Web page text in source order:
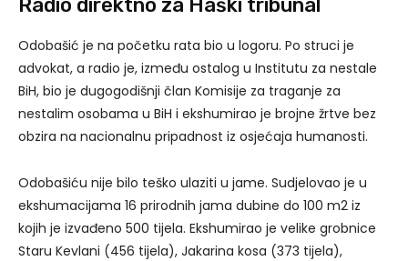
Radio direktno za Haški tribunal
Odobašić je na početku rata bio u logoru. Po struci je
advokat, a radio je, između ostalog u Institutu za nestale
BiH, bio je dugogodišnji član Komisije za traganje za
nestalim osobama u BiH i ekshumirao je brojne žrtve bez
obzira na nacionalnu pripadnost iz osjećaja humanosti.
Odobašiću nije bilo teško ulaziti u jame. Sudjelovao je u
ekshumacijama 16 prirodnih jama dubine do 100 m2 iz
kojih je izvađeno 500 tijela. Ekshumirao je velike grobnice
Staru Kevlani (456 tijela), Jakarina kosa (373 tijela),